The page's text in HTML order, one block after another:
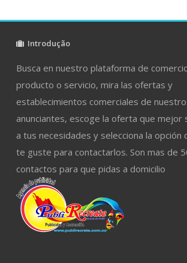
Introdução
Busca en nuestro plataforma de
producto o servicio, mira las ofertas y
establecimientos comerciales de
anunciantes, escoge la oferta que mejor
a tus necesidades y selecciona la opción
te guste para contactarlos. Son mas de
contactos para que pidas a domicilio